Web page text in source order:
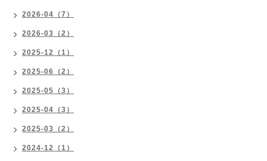
2026-04（7）
2026-03（2）
2025-12（1）
2025-06（2）
2025-05（3）
2025-04（3）
2025-03（2）
2024-12（1）